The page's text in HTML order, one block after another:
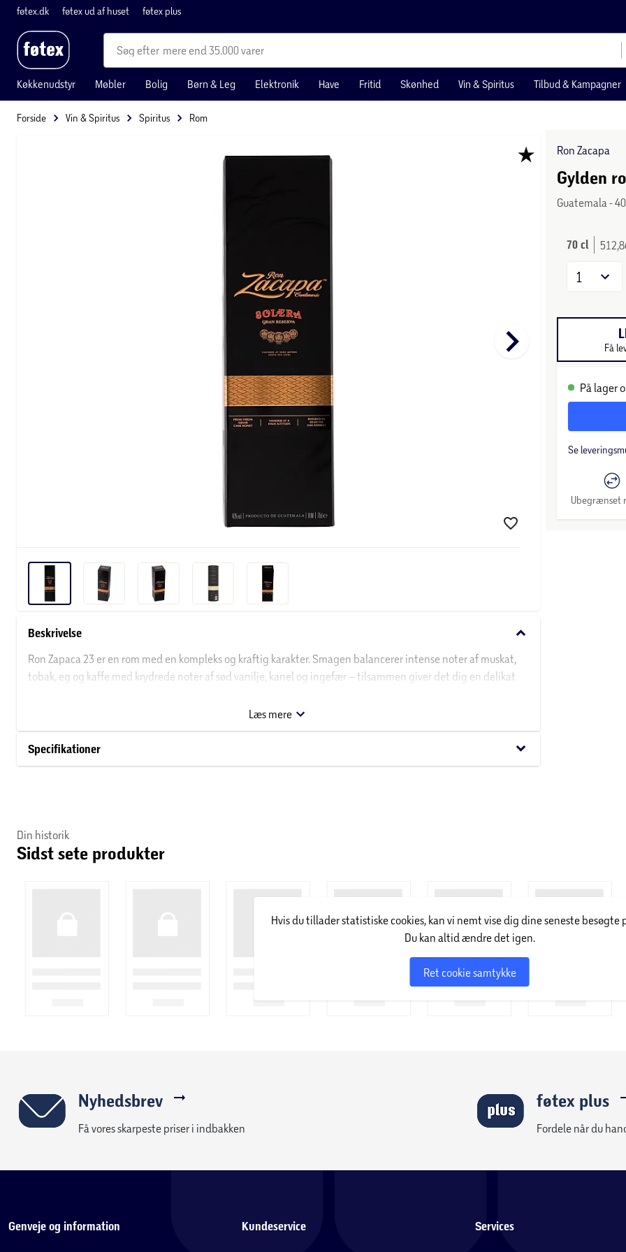
føtex.dk føtex ud af huset føtex plus
mere end 35.000 varer
Køkkenudstyr Møbler Bolig Børn & Leg Elektronik Have Fritid Skønhed Vin & Spiritus Tilbud & Kampagner
Forside Vin & Spiritus Spiritus Rom
keyboard_arrow_right
Beskrivelse keyboard_arrow_down
Ron Zapaca 23 er en rom med en kompleks og kraftig karakter. Smagen balancerer intense noter af muskat,
tobak, eg og kaffe med krydrede noter af sød vanilje, kanel og ingefær – tilsammen giver det dig en delikat
Læs mere
Specifikationer keyboard_arrow_down
Ron Zacapa
Gylden
Guatemala -
70 cl
1
Få
På lager
Se
Ubegrænset
Din historik
Sidst sete produkter
Hvis du tillader statistiske cookies, kan vi nemt vise dig dine seneste besøgte
Du kan altid ændre det igen.
Ret cookie samtykke
Nyhedsbrev
Få vores skarpeste priser i indbakken
føtex plus
Fordele når du
Genveje og information Kundeservice Services